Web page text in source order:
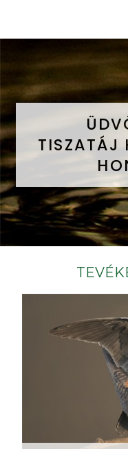
TISZATÁJ
TISZATÁJ
TISZATÁJ